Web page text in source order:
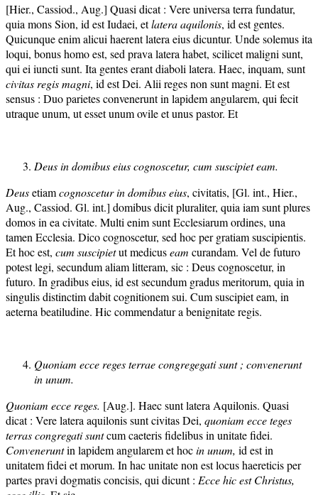
[Hier., Cassiod., Aug.] Quasi dicat : Vere universa terra fundatur,
quia mons Sion, id est Iudaei, etlateraaquilonis, id est gentes.
Quicunque enim alicui haerent latera eius dicuntur. Unde solemus ita
loqui, bonus homo est, sed prava latera habet, scilicet maligni sunt,
qui ei iuncti sunt. Ita gentes erant diaboli latera. Haec, inquam, sunt
civitas regis magni, id est Dei. Alii reges non sunt magni. Et est
sensus : Duo parietes convenerunt in lapidem angularem, qui fecit
utraque unum, ut esset unum ovile et unus pastor. Et
Deus in domibus eius cognoscetur, cum suscipiet eam.
Deusetiamcognoscetur in domibus eius, civitatis, [Gl. int., Hier.,
Aug., Cassiod. Gl. int.] domibus dicit pluraliter, quia iam sunt plures
domos in ea civitate. Multi enim sunt Ecclesiarum ordines, una
tamen Ecclesia. Dico cognoscetur, sed hoc per gratiam suscipientis.
Et hoc est, cum suscipietut medicuseam curandam. Vel de futuro
potest legi, secundum aliam litteram, sic : Deus cognoscetur, in
futuro. In gradibus eius, id est secundum gradus meritorum, quia in
singulis distinctim dabit cognitionem sui. Cum suscipiet eam, in
aeterna beatiludine. Hic commendatur a benignitate regis.
Quoniam ecce reges terrae congregegati sunt ; convenerunt
in unum.
Quoniam ecce reges. [Aug.]. Haec sunt latera Aquilonis. Quasi
dicat : Vere latera aquilonis sunt civitas Dei, quoniam ecce teges
terras congregati suntcum caeteris fidelibus in unitate fidei.
Conveneruntin lapidem angularem et hocin unum, id est in
unitatem fidei et morum. In hac unitate non est locus haereticis per
partes pravi dogmatis concisis, qui dicunt : Ecce hic est Christus,